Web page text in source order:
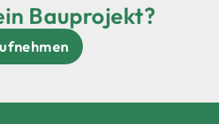
Bauprojekt?